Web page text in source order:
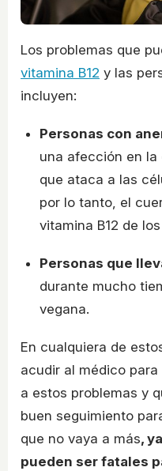
Los problemas que
vitamina B12 y las
incluyen:
Personas con
una afección en
que ataca a las
por lo tanto, el
vitamina B12 de
Personas que
durante mucho
vegana.
En cualquiera de
acudir al médico
a estos problemas y
buen seguimiento
que no vaya a más,
pueden ser fatales